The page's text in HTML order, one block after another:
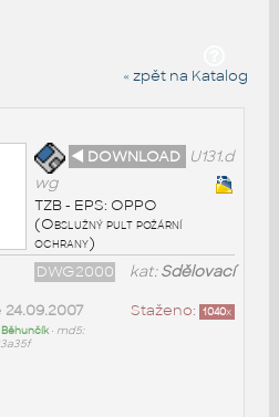
« zpět na Katalog
◄ DOWNLOAD
U131.d
wg
TZB - EPS: OPPO
(Obslužný pult požární
ochrany)
kat:Sdělovací
DWG2000
Staženo: 1040x
24.09.2007
• md5: